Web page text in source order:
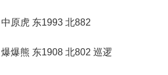
虎 东1993 北882
熊 东1908 北802 巡逻